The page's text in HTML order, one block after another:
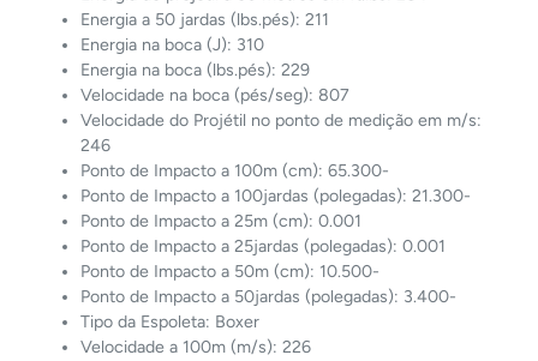
Energia a 50 jardas (lbs.pés): 211
Energia na boca (J): 310
Energia na boca (lbs.pés): 229
Velocidade na boca (pés/seg): 807
Velocidade do Projétil no ponto de medição em m/s:
246
Ponto de Impacto a 100m (cm): 65.300-
Ponto de Impacto a 100jardas (polegadas): 21.300-
Ponto de Impacto a 25m (cm): 0.001
Ponto de Impacto a 25jardas (polegadas): 0.001
Ponto de Impacto a 50m (cm): 10.500-
Ponto de Impacto a 50jardas (polegadas): 3.400-
Tipo da Espoleta: Boxer
Velocidade a 100m (m/s): 226